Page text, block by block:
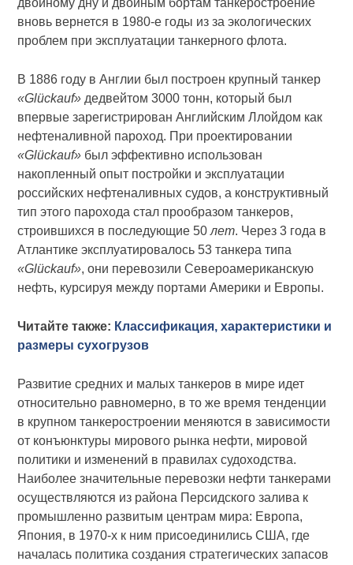
вновь вернется в 1980-е годы из за экологических
проблем при эксплуатации танкерного флота.
В 1886 году в Англии был построен крупный танкер
«Glückauf» дедвейтом 3000 тонн, который был
впервые зарегистрирован Английским Ллойдом как
нефтеналивной пароход. При проектировании
«Glückauf» был эффективно использован
накопленный опыт постройки и эксплуатации
российских нефтеналивных судов, а конструктивный
тип этого парохода стал прообразом танкеров,
строившихся в последующие 50лет. Через 3 года в
Атлантике эксплуатировалось 53 танкера типа
«Glückauf», они перевозили Североамериканскую
нефть, курсируя между портами Америки и Европы.
Читайте также: Классификация, характеристики и
размеры сухогрузов
Развитие средних и малых танкеров в мире идет
относительно равномерно, в то же время тенденции
в крупном танкеростроении меняются в зависимости
от конъюнктуры мирового рынка нефти, мировой
политики и изменений в правилах судоходства.
Наиболее значительные перевозки нефти танкерами
осуществляются из района Персидского залива к
промышленно развитым центрам мира: Европа,
Япония, в 1970-х к ним присоединились США, где
началась политика создания стратегических запасов